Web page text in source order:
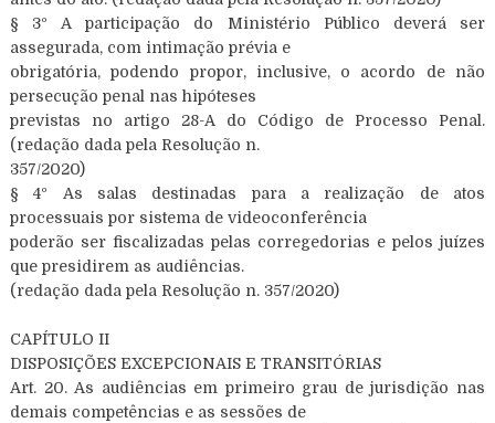
§ 3º A participação do Ministério Público deverá ser
assegurada, com intimação prévia e
obrigatória, podendo propor, inclusive, o acordo de não
persecução penal nas hipóteses
previstas no artigo 28-A do Código de Processo Penal.
(redação dada pela Resolução n.
357/2020)
§ 4º As salas destinadas para a realização de atos
processuais por sistema de videoconferência
poderão ser fiscalizadas pelas corregedorias e pelos juízes
que presidirem as audiências.
(redação dada pela Resolução n. 357/2020)
CAPÍTULO II
DISPOSIÇÕES EXCEPCIONAIS E TRANSITÓRIAS
Art. 20. As audiências em primeiro grau de jurisdição nas
demais competências e as sessões de